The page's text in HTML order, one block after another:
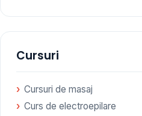
Cursuri
Cursuri de masaj
Curs de electroepilare